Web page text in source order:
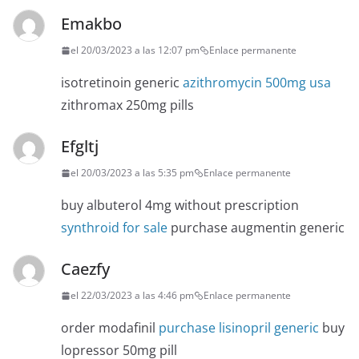
Emakbo
el 20/03/2023 a las 12:07 pm Enlace permanente
isotretinoin generic azithromycin 500mg usa
zithromax 250mg pills
Efgltj
el 20/03/2023 a las 5:35 pm Enlace permanente
buy albuterol 4mg without prescription
synthroid for sale purchase augmentin generic
Caezfy
el 22/03/2023 a las 4:46 pm Enlace permanente
order modafinil purchase lisinopril generic buy
lopressor 50mg pill